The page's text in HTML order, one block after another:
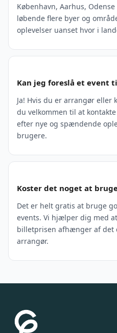
København, Aarhus,
løbende flere byer og
oplevelser uanset hvor i
Kan jeg foreslå et event
Ja! Hvis du er arrangør
du velkommen til at
efter nye og spændende
brugere.
Koster det noget at
Det er helt gratis at bruge
events. Vi hjælper dig med
billetprisen afhænger af det
arrangør.